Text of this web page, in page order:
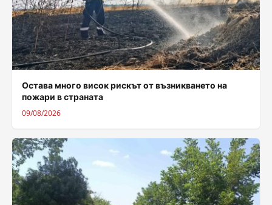
Остава много висок рискът от възникването на
пожари в страната
09/08/2026